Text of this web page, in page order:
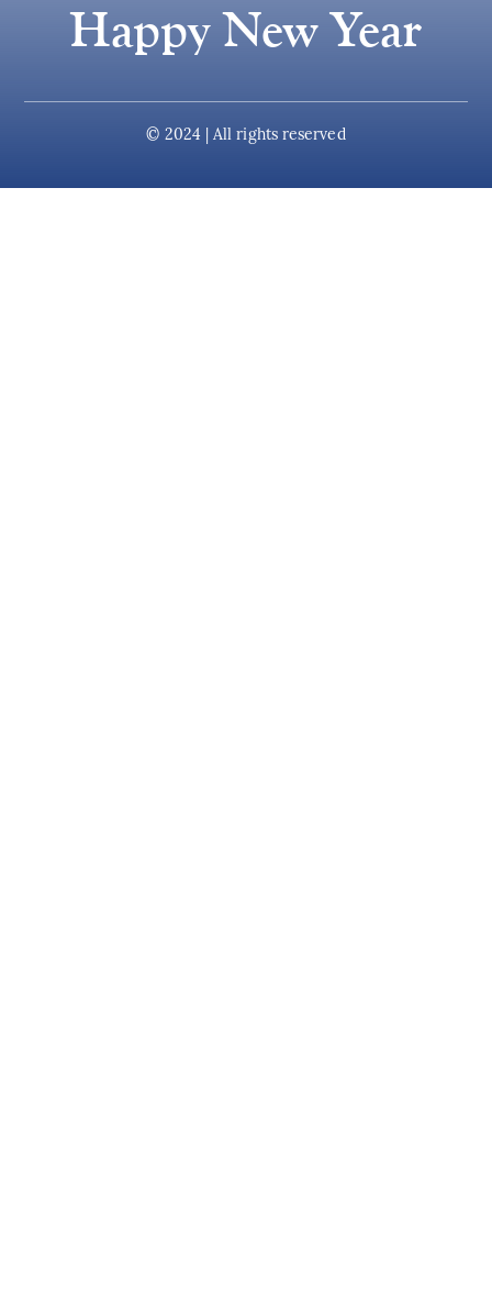
Happy New Year
© 2024 | All rights reserved